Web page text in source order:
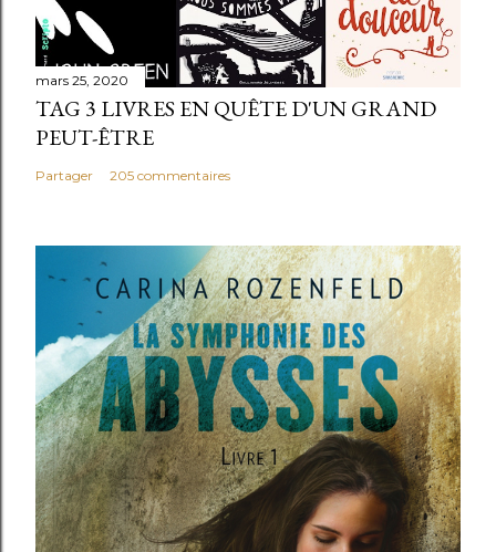
mars 25, 2020
TAG 3 LIVRES EN QUÊTE D'UN GRAND
PEUT-ÊTRE
Partager 205 commentaires